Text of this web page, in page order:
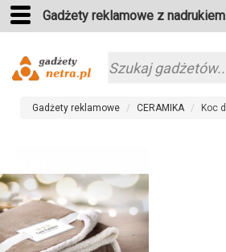
Gadżety reklamowe z
Gadżety reklamowe CERAMIKA Koc